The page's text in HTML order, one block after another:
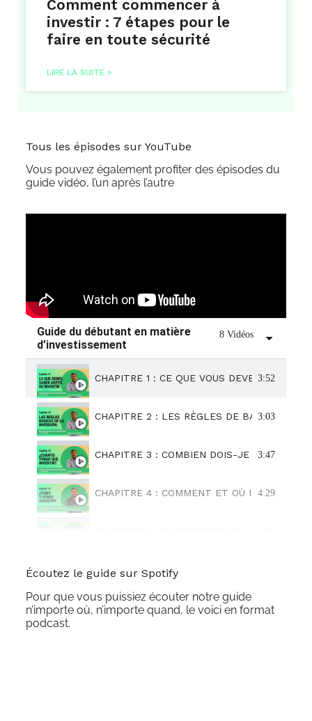
Comment commencer à
investir : 7 étapes pour le
faire en toute sécurité
LIRE LA SUITE »
Tous les épisodes sur YouTube
Vous pouvez également profiter des épisodes du
guide vidéo, l’un après l’autre
Guide du débutant en matière
d’investissement
8 Vidéos
CHAPITRE 1 : CE QUE VOUS DEVEZ SAVOIR
3:52
CHAPITRE 2 : LES RÈGLES DE BASE DE
3:03
CHAPITRE 3 : COMBIEN DOIS-JE INVESTIR ?
3:47
CHAPITRE 4 : COMMENT ET OÙ INVESTIR ?
4:29
CHAPITRE 6 : LES AVANTAGES D’INVESTIR
CHAPITRE 7 : COMMENT INVESTIR DANS
4:18
Écoutez le guide sur Spotify
Pour que vous puissiez écouter notre guide
n’importe où, n’importe quand, le voici en format
podcast.